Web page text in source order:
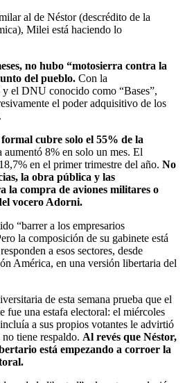
al de Néstor (descrédito de la
Milei está haciendo lo
no hubo “motosierra contra la
del pueblo. Con la
el DNU conocido como “Bases”,
el poder adquisitivo de los
cubre solo el 55% de la
aumentó 8% en solo un mes. El
en el primer trimestre del año. No
la obra pública y las
la compra de aviones militares o
vocero Adorni.
“barrer a los empresarios
la composición de su gabinete está
a esos sectores, desde
América, en una versión libertaria del
de esta semana prueba que el
fue una estafa electoral: el miércoles
a sus propios votantes le advirtió
tiene respaldo. Al revés que Néstor,
está empezando a corroer la